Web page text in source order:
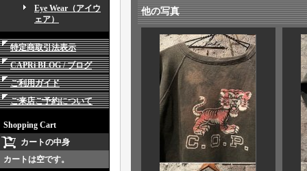
Eye Wear（アイウ
ェア）
特定商取引法表示
CAPRi BLOG / ブログ
ご利用ガイド
ご来店ご予約について
Shopping Cart
カートの中身
カートは空です。
他の写真